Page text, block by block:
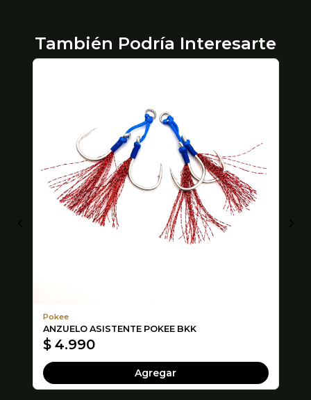
También Podría Interesarte
Pokee
ANZUELO ASISTENTE POKEE BKK
$ 4.990
Agregar